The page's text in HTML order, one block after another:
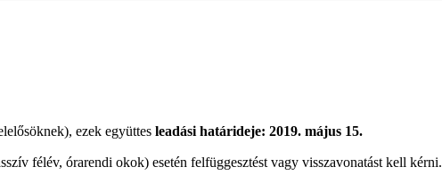
ezek együttes leadási határideje: 2019. május 15.
félév, órarendi okok) esetén felfüggesztést vagy visszavonatást kell kérni.